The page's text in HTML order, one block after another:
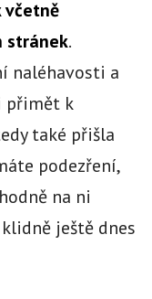
včetně
stránek.
naléhavosti a
přimět k
také přišla
podezření,
na ni
ještě dnes